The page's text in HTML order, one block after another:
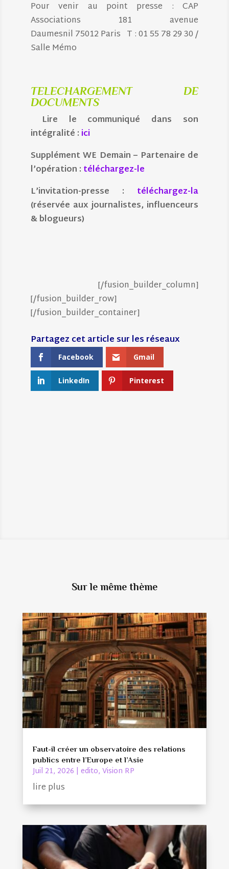
Pour venir au point presse : CAP
Associations 181 avenue
Daumesnil 75012 Paris T : 01 55 78 29 30 /
Salle Mémo
TELECHARGEMENT DE
DOCUMENTS
Lire le communiqué dans son
intégralité : ici
Supplément WE Demain – Partenaire de
l’opération : téléchargez-le
L’invitation-presse : téléchargez-la
(réservée aux journalistes, influenceurs
& blogueurs)
[/fusion_builder_column]
[/fusion_builder_row]
[/fusion_builder_container]
Facebook Gmail
LinkedIn Pinterest
Sur le même thème
Faut-il créer un observatoire des relations
publics entre l’Europe et l’Asie
Juil 21, 2026 | edito, Vision RP
lire plus